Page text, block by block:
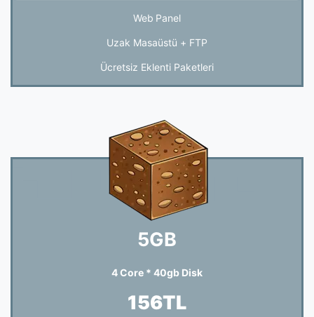
Web Panel
Uzak Masaüstü + FTP
Ücretsiz Eklenti Paketleri
5GB
4 Core * 40gb Disk
156TL